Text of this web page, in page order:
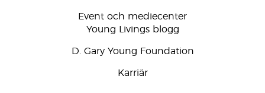
Event och mediecenter
Young Livings blogg
D. Gary Young Foundation
Karriär